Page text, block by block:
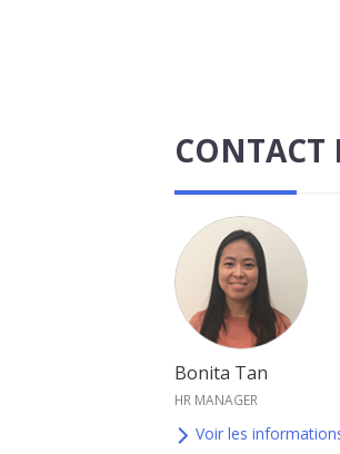
CONTACT
Bonita Tan
HR MANAGER
Voir les